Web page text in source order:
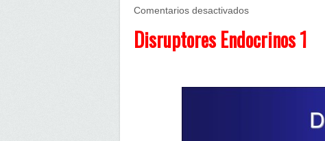
Comentarios desactivadosen
Endocrinos
Disruptores Endocrinos 1